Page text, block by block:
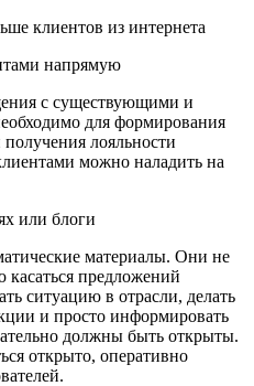
напрямую
с существующими и
для формирования
лояльности
можно наладить на
или блоги
материалы. Они не
предложений
ситуацию в отрасли, делать
и просто информировать
должны быть открыты.
открыто, оперативно